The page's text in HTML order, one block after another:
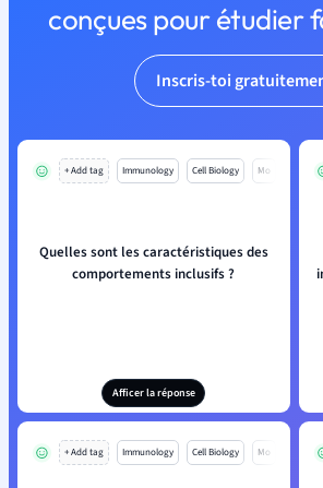
conçues pour étudier
Inscris-toi
+ Add tag Immunology Cell Biology Mo
Quelles sont les caractéristiques des
comportements inclusifs ?
Afficer la réponse
+ Add tag Immunology Cell Biology Mo